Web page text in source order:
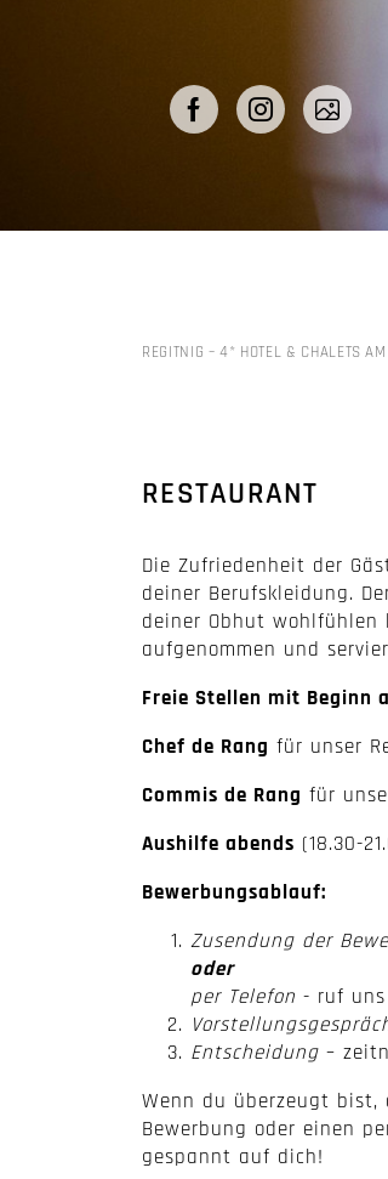
REGITNIG – 4* HOTEL & CHALETS
RESTAURANT
Die Zufriedenheit der
deiner Berufskleidung.
deiner Obhut wohlfühlen
aufgenommen und
Freie Stellen mit Beginn
Chef de Rang für unser
Commis de Rang für
Aushilfe abends (18.30-
Bewerbungsablauf:
Zusendung der
oder
per Telefon - ruf
Entscheidung –
Wenn du überzeugt
Bewerbung oder einen
gespannt auf dich!